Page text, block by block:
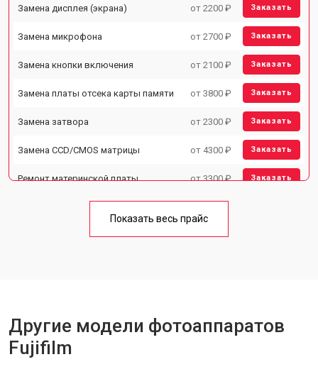
Замена дисплея (экрана) от 2200 ₽ Заказать
Замена микрофона от 2700 ₽ Заказать
Замена кнопки включения от 2100 ₽ Заказать
Замена платы отсека карты памяти от 3800 ₽ Заказать
Замена затвора от 2300 ₽ Заказать
Замена CCD/CMOS матрицы от 4300 ₽ Заказать
Ремонт материнской платы от 3300 ₽ Заказать
Показать весь прайс
Другие модели фотоаппаратов
Fujifilm